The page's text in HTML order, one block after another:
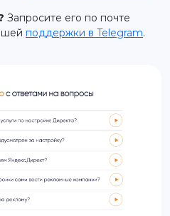
Запросите его по почте
поддержки в Telegram.